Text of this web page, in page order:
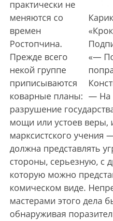
«—
— На
практически не
меняются со
времен
Ростопчина.
Прежде всего
некой группе
приписываются
коварные планы:
разрушение
мощи или устоев веры,
марксистского
должна представлять
стороны, серьезную, с
которую можно
комическом виде.
мастерами этого дела
обнаруживая